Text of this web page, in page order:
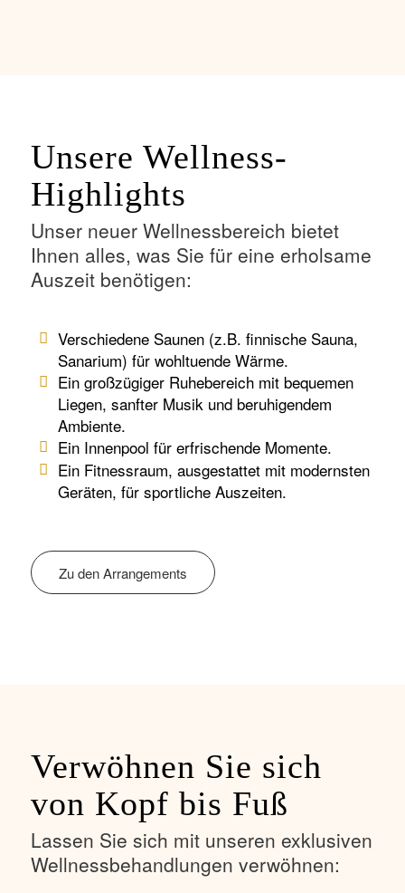
Unsere Wellness-
Highlights
Unser neuer Wellnessbereich bietet
Ihnen alles, was Sie für eine erholsame
Auszeit benötigen:
Verschiedene Saunen (z.B. finnische Sauna,
Sanarium) für wohltuende Wärme.
Ein großzügiger Ruhebereich mit bequemen
Liegen, sanfter Musik und beruhigendem
Ambiente.
Ein Innenpool für erfrischende Momente.
Ein Fitnessraum, ausgestattet mit modernsten
Geräten, für sportliche Auszeiten.
Zu den Arrangements
Verwöhnen Sie sich
von Kopf bis Fuß
Lassen Sie sich mit unseren exklusiven
Wellnessbehandlungen verwöhnen: